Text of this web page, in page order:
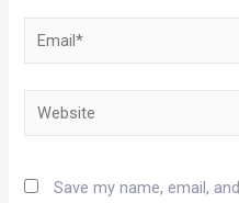
Email*
Website
Save my name, email,